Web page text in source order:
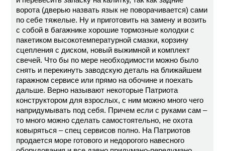
ворота (дверью назвать язык не поворачивается) сами
по себе тяжелые. Ну и приготовить на замену и возить
с собой в багажнике хорошие тормозные колодки с
пакетиком высокотемпературной смазки, корзину
сцепления с диском, новый выжимной и комплект
свечей. Что бы по мере необходимости можно было
снять и перекинуть заводскую деталь на ближайшем
гаражном сервисе или прямо на обочине и поехать
дальше. Верно называют некоторые Патриота
конструктором для взрослых, с ним можно много чего
напридумывать под себя. Причем если с руками сам –
то много можно сделать самостоятельно, не охота
ковыряться – спец сервисов полно. На Патриотов
продается море готового и недорогого навесного